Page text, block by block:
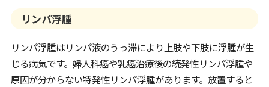
リンパ浮腫
リンパ浮腫はリンパ液のうっ滞により上肢や下肢に浮腫が生
じる病気です。婦人科癌や乳癌治療後の続発性リンパ浮腫や
原因が分からない特発性リンパ浮腫があります。放置すると